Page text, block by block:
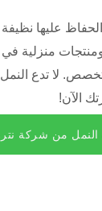
عليها
منزلية
لا تدع النمل
الآن!
من شركة